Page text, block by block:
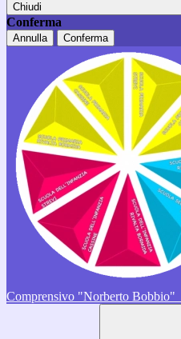
Chiudi
Conferma
Annulla Conferma
Comprensivo "Norberto Bobbio"